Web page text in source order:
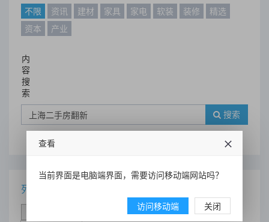
不限
资讯 建材 家具 家电 软装 装修
精选
资本
产业
内
容
搜
索
搜索
列表
评论排序
评分排序
查看
当前界面是电脑端界面，需要访问移动端网站吗？
访问移动端 关闭